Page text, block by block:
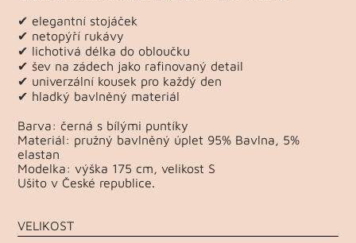
✔ elegantní stojáček
✔ netopýří rukávy
✔ lichotivá délka do obloučku
✔ šev na zádech jako rafinovaný detail
✔ univerzální kousek pro každý den
✔ hladký bavlněný materiál
Barva: černá s bílými puntíky
Materiál: pružný bavlněný úplet 95% Bavlna, 5%
elastan
Modelka: výška 175 cm, velikost S
Ušito v České republice.
VELIKOST